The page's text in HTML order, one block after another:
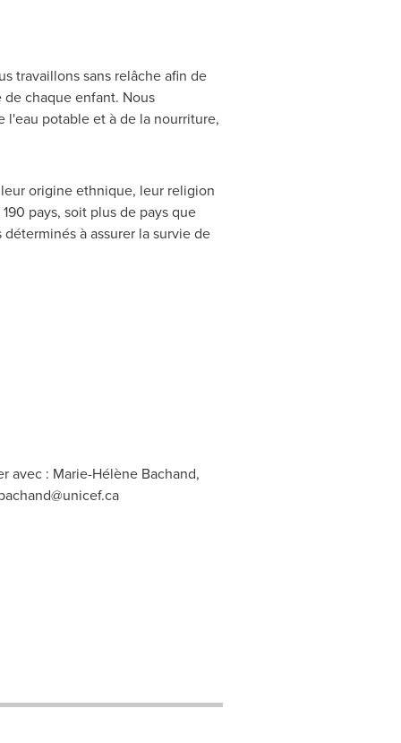
travaillons sans relâche afin de
chaque enfant. Nous
l'eau potable et à de la nourriture,
origine ethnique, leur religion
pays, soit plus de pays que
à assurer la survie de
avec : Marie-Hélène Bachand,